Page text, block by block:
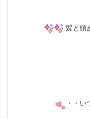
髪と頭
・・い